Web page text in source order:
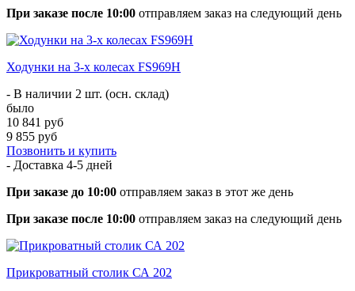
При заказе после 10:00 отправляем заказ на следующий день
Ходунки на 3-х колесах FS969H
- В наличии 2 шт. (осн. склад)
было
10 841 руб
9 855 руб
Позвонить и купить
- Доставка 4-5 дней
При заказе до 10:00 отправляем заказ в этот же день
При заказе после 10:00 отправляем заказ на следующий день
Прикроватный столик СА 202